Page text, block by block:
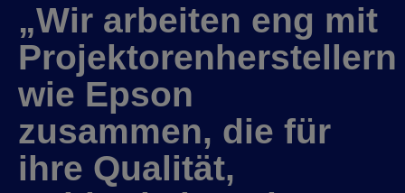
„Wir arbeiten eng mit
Projektorenherstellern
wie Epson
zusammen, die für
ihre Qualität,